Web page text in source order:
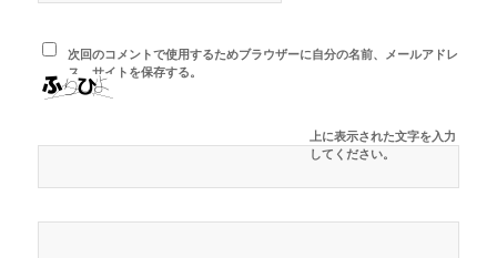
次回のコメントで使用するためブラウザーに自分の名前、メールアドレ
ス、サイトを保存する。
上に表示された文字を入力
してください。